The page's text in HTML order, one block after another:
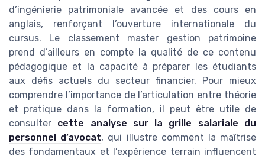
d’ingénierie patrimoniale avancée et des cours en
anglais, renforçant l’ouverture internationale du
cursus. Le classement master gestion patrimoine
prend d’ailleurs en compte la qualité de ce contenu
pédagogique et la capacité à préparer les étudiants
aux défis actuels du secteur financier. Pour mieux
comprendre l’importance de l’articulation entre théorie
et pratique dans la formation, il peut être utile de
consulter cette analyse sur la grille salariale du
personnel d’avocat, qui illustre comment la maîtrise
des fondamentaux et l’expérience terrain influencent